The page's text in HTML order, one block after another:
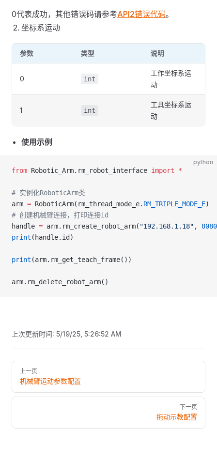
0代表成功，其他错误码请参考API2错误代码。
坐标系运动
参数 类型 说明
0 int
工作坐标系运
动
1 int
工具坐标系运
动
使用示例
python
from Robotic_Arm.rm_robot_interface import *
# 实例化RoboticArm类
arm = RoboticArm(rm_thread_mode_e. RM_TRIPLE_MODE_E)
# 创建机械臂连接，打印连接id
handle = arm.rm_create_robot_arm( "192.168.1.18" , 8080
print (handle.id)
print (arm.rm_get_teach_frame())
arm.rm_delete_robot_arm()
上次更新时间: 5/19/25, 5:26:52 AM
Pager
上一页
机械臂运动参数配置
下一页
拖动示教配置